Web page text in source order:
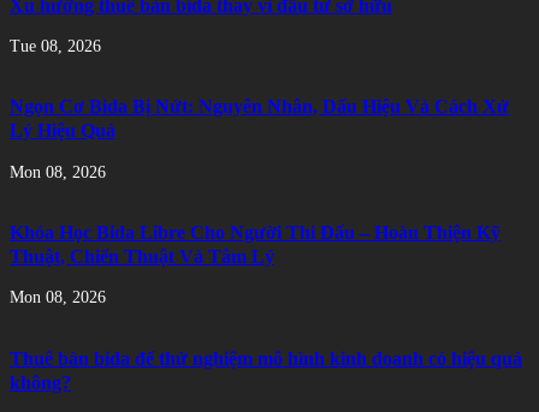
Xu hướng thuê bàn bida thay vì đầu tư sở hữu
Tue 08, 2026
Ngọn Cơ Bida Bị Nứt: Nguyên Nhân, Dấu Hiệu Và Cách Xử
Lý Hiệu Quả
Mon 08, 2026
Khóa Học Bida Libre Cho Người Thi Đấu – Hoàn Thiện Kỹ
Thuật, Chiến Thuật Và Tâm Lý
Mon 08, 2026
Thuê bàn bida để thử nghiệm mô hình kinh doanh có hiệu quả
không?